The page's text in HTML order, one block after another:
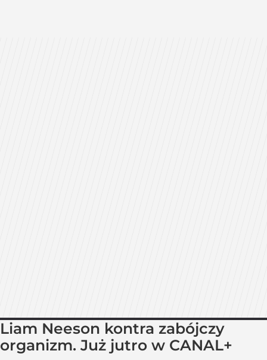
Liam Neeson kontra zabójczy
organizm. Już jutro w CANAL+